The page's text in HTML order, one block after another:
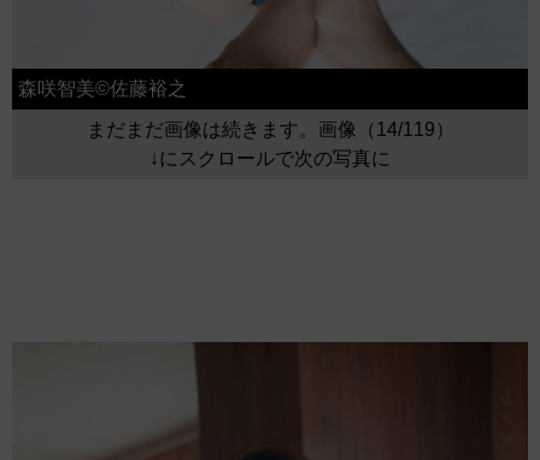
森咲智美©佐藤裕之
まだまだ画像は続きます。画像（14/119）
↓にスクロールで次の写真に